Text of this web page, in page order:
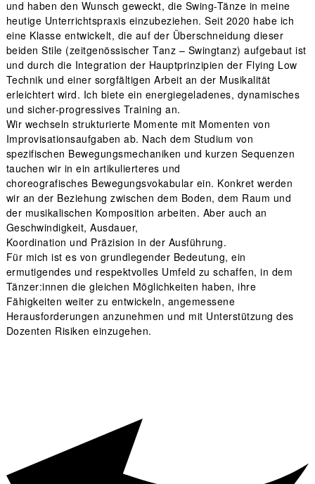
und haben den Wunsch geweckt, die Swing-Tänze in meine
heutige Unterrichtspraxis einzubeziehen. Seit 2020 habe ich
eine Klasse entwickelt, die auf der Überschneidung dieser
beiden Stile (zeitgenössischer Tanz – Swingtanz) aufgebaut ist
und durch die Integration der Hauptprinzipien der Flying Low
Technik und einer sorgfältigen Arbeit an der Musikalität
erleichtert wird. Ich biete ein energiegeladenes, dynamisches
und sicher-progressives Training an.
Wir wechseln strukturierte Momente mit Momenten von
Improvisationsaufgaben ab. Nach dem Studium von
spezifischen Bewegungsmechaniken und kurzen Sequenzen
tauchen wir in ein artikulierteres und
choreografisches Bewegungsvokabular ein. Konkret werden
wir an der Beziehung zwischen dem Boden, dem Raum und
der musikalischen Komposition arbeiten. Aber auch an
Geschwindigkeit, Ausdauer,
Koordination und Präzision in der Ausführung.
Für mich ist es von grundlegender Bedeutung, ein
ermutigendes und respektvolles Umfeld zu schaffen, in dem
Tänzer:innen die gleichen Möglichkeiten haben, ihre
Fähigkeiten weiter zu entwickeln, angemessene
Herausforderungen anzunehmen und mit Unterstützung des
Dozenten Risiken einzugehen.